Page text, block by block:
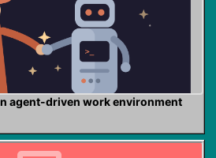
agent-driven work environment